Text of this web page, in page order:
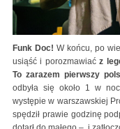
Funk Doc! W końcu, po
usiąść i porozmawiaćz
To zarazem pierwszy
odbyła się około 1 w
występie w warszawskiej
spędził prawie godzinę